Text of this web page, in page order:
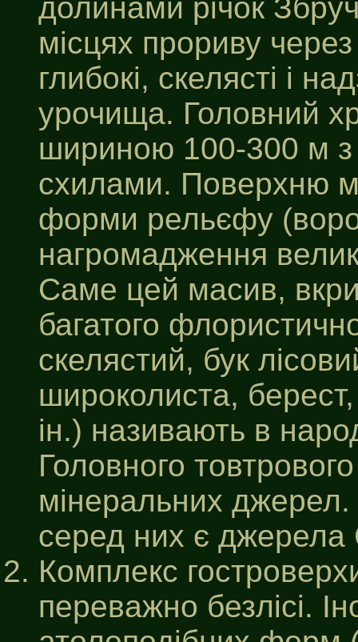
долинами річок
місцях прориву
глибокі, скелясті і
урочища. Головний
шириною 100-300 м з
схилами. Поверхню
форми рельєфу
нагромадження
Саме цей масив,
багатого
скелястий, бук
широколиста,
ін.) називають в
Головного
мінеральних
серед них є джерела
Комплекс
переважно безлісі.